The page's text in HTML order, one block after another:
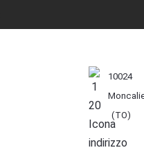
10024
(TO)